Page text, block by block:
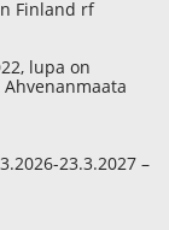
Finland rf
lupa on
23.3.2027 –